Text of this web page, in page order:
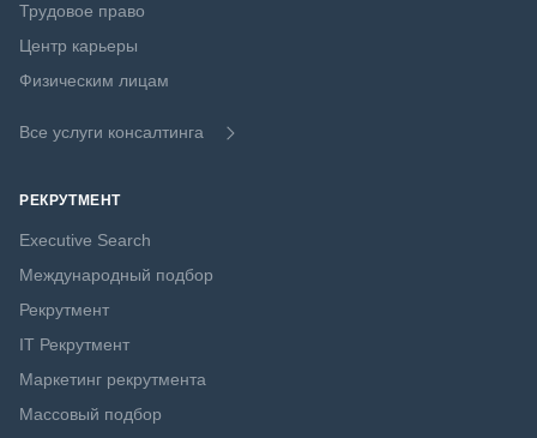
Трудовое право
Центр карьеры
Физическим лицам
Все услуги консалтинга
РЕКРУТМЕНТ
Executive Search
Международный подбор
Рекрутмент
IT Рекрутмент
Маркетинг рекрутмента
Массовый подбор